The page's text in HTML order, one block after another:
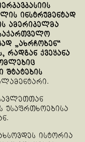
ინსტრუმენტად
ამერიკელმა
„ახრჩობენ“
რადგან ქვეყანა
შტატების
უსაფრთხოებისა
ისტორია